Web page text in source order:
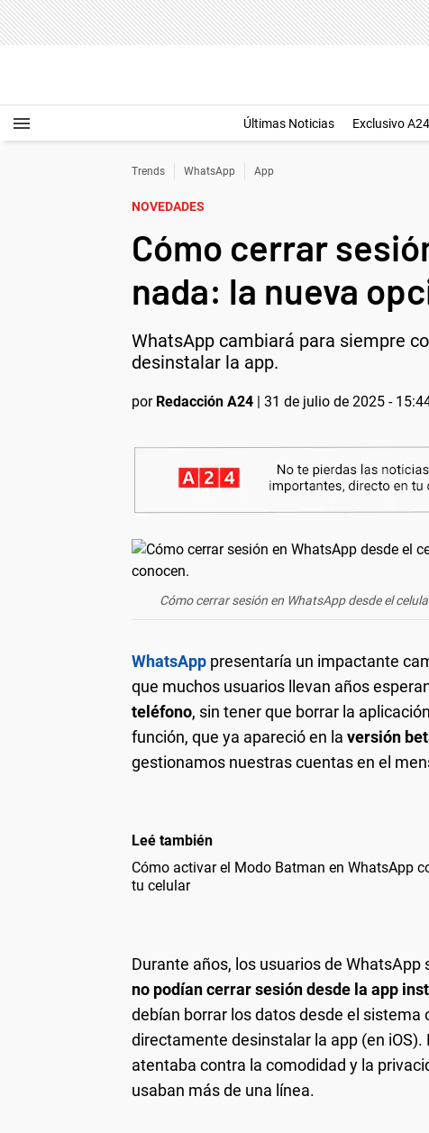
Últimas Noticias Exclusivo A24
Trends WhatsApp App
NOVEDADES
Cómo cerrar
nada: la nueva
WhatsApp cambiará para siempre
desinstalar la app.
por Redacción A24 | 31 de julio de 2025 -
Cómo cerrar sesión en WhatsApp desde el
WhatsApp presentaría un impactante
que muchos usuarios llevan años
teléfono, sin tener que borrar la
función, que ya apareció en la versión
gestionamos nuestras cuentas en el
Leé también
Cómo activar el Modo Batman en WhatsApp
tu celular
Durante años, los usuarios de
no podían cerrar sesión desde la app
debían borrar los datos desde el sistema
directamente desinstalar la app (en
atentaba contra la comodidad y la
usaban más de una línea.